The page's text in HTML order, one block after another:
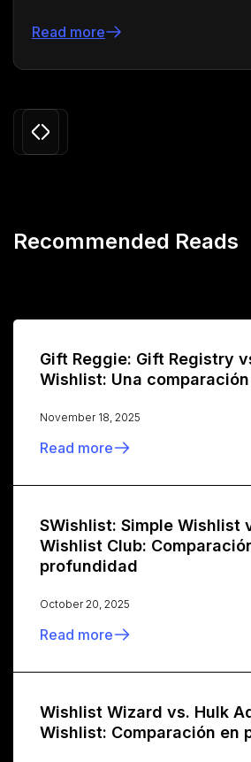
Recommended Reads
Gift Reggie: Gift Registry
Wishlist: Una
November 18, 2025
Read more
SWishlist: Simple Wishlist
Wishlist Club:
profundidad
October 20, 2025
Read more
Wishlist Wizard vs. Hulk
Wishlist: Comparación en